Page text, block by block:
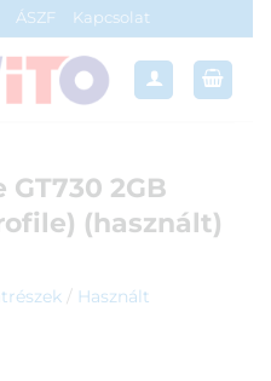
ÁSZF Kapcsolat
GT730 2GB
(használt)
/ Használt